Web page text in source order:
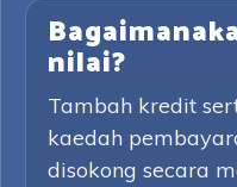
nilai?
Tambah kredit
kaedah
disokong secara